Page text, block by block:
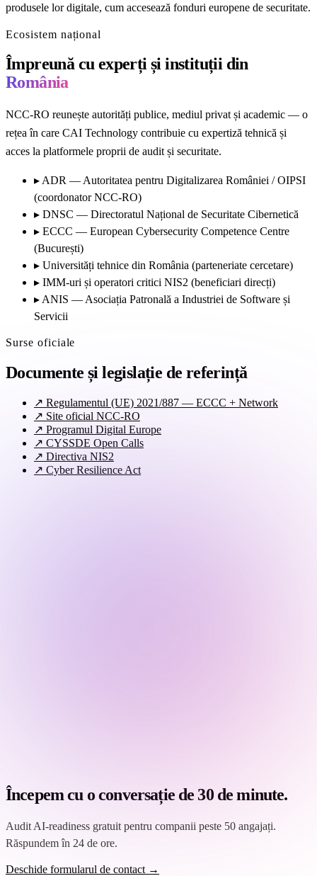
produsele lor digitale, cum accesează fonduri europene de securitate.
Ecosistem național
Împreună cu experți și instituții din
România
NCC-RO reunește autorități publice, mediul privat și academic — o
rețea în care CAI Technology contribuie cu expertiză tehnică și
acces la platformele proprii de audit și securitate.
▸ ADR — Autoritatea pentru Digitalizarea României / OIPSI
(coordonator NCC-RO)
▸ DNSC — Directoratul Național de Securitate Cibernetică
▸ ECCC — European Cybersecurity Competence Centre
(București)
▸ Universități tehnice din România (parteneriate cercetare)
▸ IMM-uri și operatori critici NIS2 (beneficiari direcți)
▸ ANIS — Asociația Patronală a Industriei de Software și
Servicii
Surse oficiale
Documente și legislație de referință
↗ Regulamentul (UE) 2021/887 — ECCC + Network
↗ Site oficial NCC-RO
↗ Programul Digital Europe
↗ CYSSDE Open Calls
↗ Directiva NIS2
↗ Cyber Resilience Act
Începem cu o conversație de 30 de minute.
Audit AI-readiness gratuit pentru companii peste 50 angajați.
Răspundem în 24 de ore.
Deschide formularul de contact →